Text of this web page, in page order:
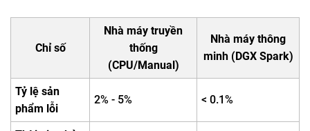
Chỉ số
Nhà máy truyền
thống
(CPU/Manual)
Nhà máy thông
minh (DGX Spark)
Tỷ lệ sản
phẩm lỗi
2% - 5% < 0.1%